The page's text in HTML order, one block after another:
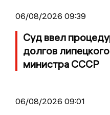
06/08/2026 09:39
Суд ввел
долгов
министра СССР
06/08/2026 09:01